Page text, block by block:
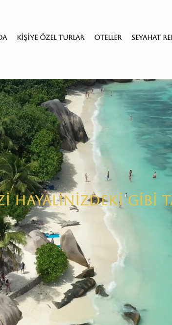
Kişiye Özel Turlar Oteller Seyahat
HAYALİNİZDEKİ GİBİ